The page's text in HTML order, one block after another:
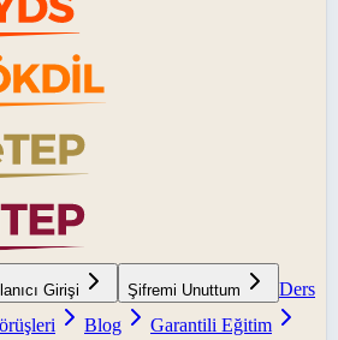
Girişi Şifremi Unuttum
Ders
Blog
Garantili Eğitim